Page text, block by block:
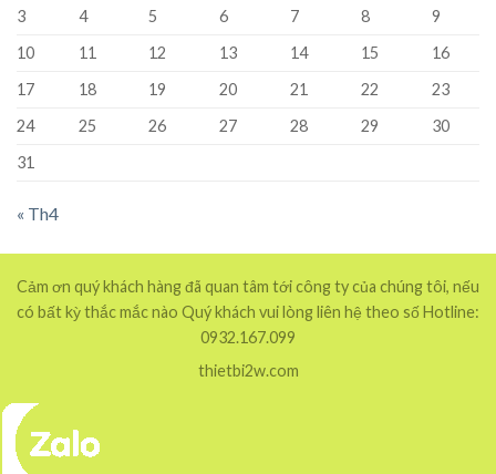
3
4 5 6 7 8
9
10
11 12 13 14 15
16
17
18 19 20 21 22
23
24
25 26 27 28 29
30
31
« Th4
Cảm ơn quý khách hàng đã quan tâm tới công ty của chúng tôi, nếu
có bất kỳ thắc mắc nào Quý khách vui lòng liên hệ theo số Hotline:
0932.167.099
thietbi2w.com